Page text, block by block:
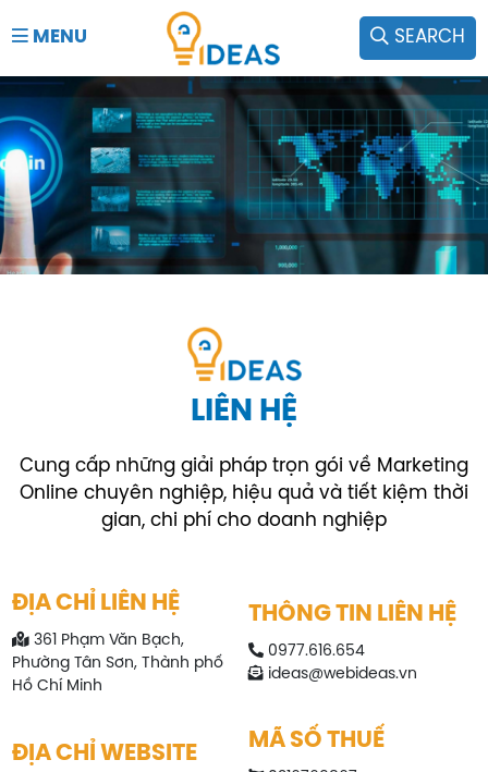
MENU SEARCH
LIÊN HỆ
Cung cấp những giải pháp trọn gói về Marketing
Online chuyên nghiệp, hiệu quả và tiết kiệm thời
gian, chi phí cho doanh nghiệp
ĐỊA CHỈ LIÊN HỆ
361 Phạm Văn Bạch,
Phường Tân Sơn, Thành phố
Hồ Chí Minh
THÔNG TIN LIÊN HỆ
0977.616.654
ideas@webideas.vn
ĐỊA CHỈ WEBSITE
MÃ SỐ THUẾ